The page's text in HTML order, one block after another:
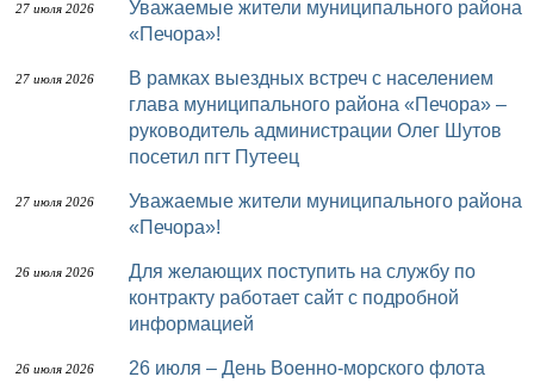
27 июля 2026
Уважаемые жители муниципального района
«Печора»!
27 июля 2026
В рамках выездных встреч с населением
глава муниципального района «Печора» –
руководитель администрации Олег Шутов
посетил пгт Путеец
27 июля 2026
Уважаемые жители муниципального района
«Печора»!
26 июля 2026
Для желающих поступить на службу по
контракту работает сайт с подробной
информацией
26 июля 2026 26 июля – День Военно-морского флота